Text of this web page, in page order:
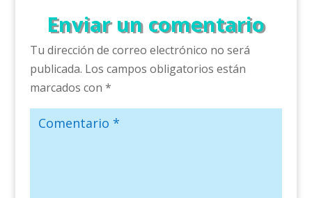
Enviar un comentario
Tu dirección de correo electrónico no será
publicada. Los campos obligatorios están
marcados con *